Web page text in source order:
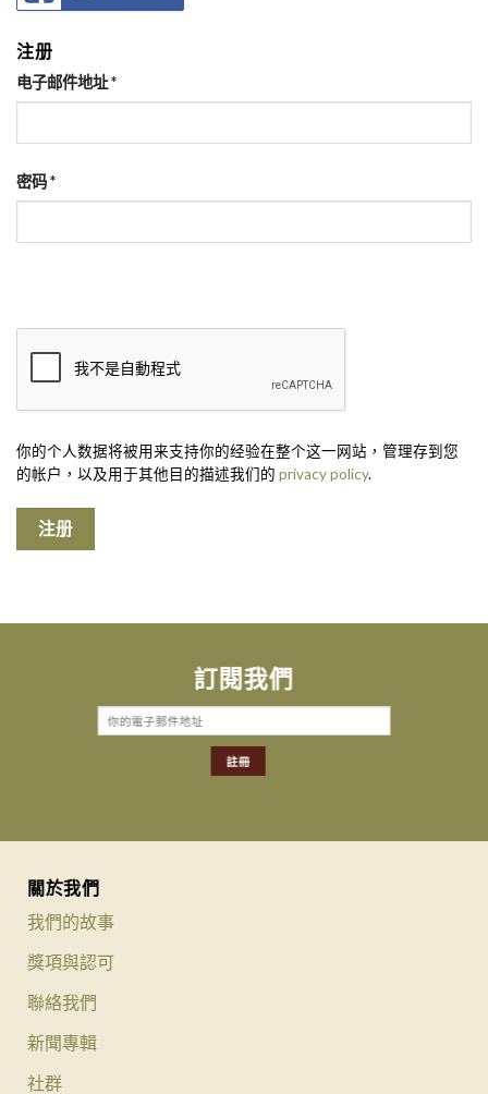
注册
电子邮件地址*
密码*
你的个人数据将被用来支持你的经验在整个这一网站，管理存到您
的帐户，以及用于其他目的描述我们的 privacy policy.
注册
訂閱我們
關於我們
我們的故事
獎項與認可
聯絡我們
新聞專輯
社群